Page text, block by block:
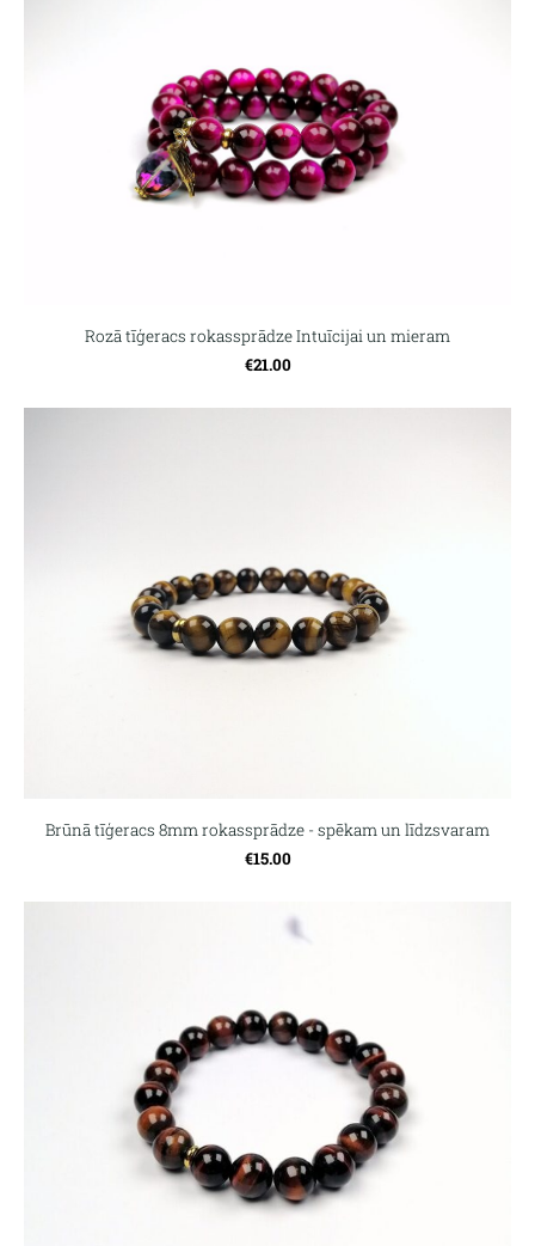
Rozā tīģeracs rokassprādze Intuīcijai un mieram
€21.00
Brūnā tīģeracs 8mm rokassprādze - spēkam un līdzsvaram
€15.00